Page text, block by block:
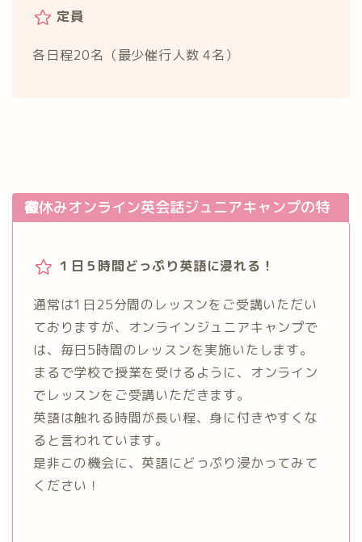
定員
各日程20名（最少催行人数 4名）
春休みオンライン英会話ジュニアキャンプの特徴
１日５時間どっぷり英語に浸れる！
通常は1日25分間のレッスンをご受講いただい
ておりますが、オンラインジュニアキャンプで
は、毎日5時間のレッスンを実施いたします。
まるで学校で授業を受けるように、オンライン
でレッスンをご受講いただきます。
英語は触れる時間が長い程、身に付きやすくな
ると言われています。
是非この機会に、英語にどっぷり浸かってみて
ください！